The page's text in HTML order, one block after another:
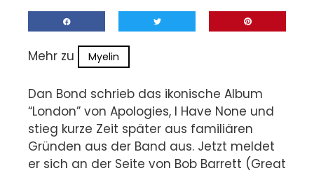
Mehr zu Myelin
Dan Bond schrieb das ikonische Album
“London” von Apologies, I Have None und
stieg kurze Zeit später aus familiären
Gründen aus der Band aus. Jetzt meldet
er sich an der Seite von Bob Barrett (Great